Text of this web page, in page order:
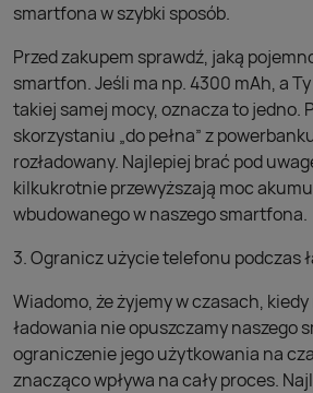
smartfona w szybki sposób.
Przed zakupem sprawdź, jaką
smartfon. Jeśli ma np. 4300 mAh, a
takiej samej mocy, oznacza to jedno.
skorzystaniu „do pełna” z
rozładowany. Najlepiej brać pod
kilkukrotnie przewyższają moc
wbudowanego w naszego smartfona.
3. Ogranicz użycie telefonu podczas
Wiadomo, że żyjemy w czasach,
ładowania nie opuszczamy naszego
ograniczenie jego użytkowania na
znacząco wpływa na cały proces.